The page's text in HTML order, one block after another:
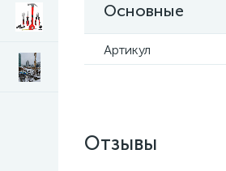
Основные
Артикул
Отзывы